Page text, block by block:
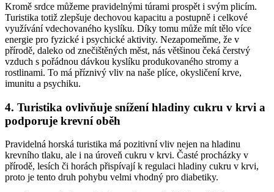
Kromě srdce můžeme pravidelnými túrami prospět i svým plicím.
Turistika totiž zlepšuje dechovou kapacitu a postupně i celkové
využívání vdechovaného kyslíku. Díky tomu může mít tělo více
energie pro fyzické i psychické aktivity. Nezapomeňme, že v
přírodě, daleko od znečištěných měst, nás většinou čeká čerstvý
vzduch s pořádnou dávkou kyslíku produkovaného stromy a
rostlinami. To má příznivý vliv na naše plíce, okysličení krve,
imunitu a psychiku.
4. Turistika ovlivňuje snížení hladiny cukru v krvi a
podporuje krevní oběh
Pravidelná horská turistika má pozitivní vliv nejen na hladinu
krevního tlaku, ale i na úroveň cukru v krvi. Časté procházky v
přírodě, lesích či horách přispívají k regulaci hladiny cukru v krvi,
proto je tento druh pohybu velmi vhodný pro diabetiky.